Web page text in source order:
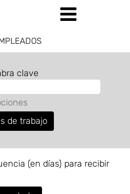
clave
(en días) para recibir